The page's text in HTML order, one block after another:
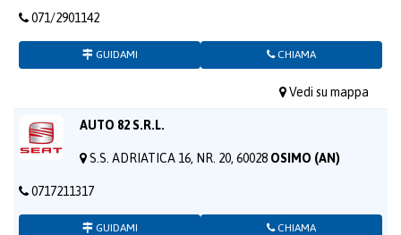
071/2901142
GUIDAMI CHIAMA
Vedi su mappa
AUTO 82 S.R.L.
S.S. ADRIATICA 16, NR. 20, 60028 OSIMO (AN)
0717211317
GUIDAMI CHIAMA